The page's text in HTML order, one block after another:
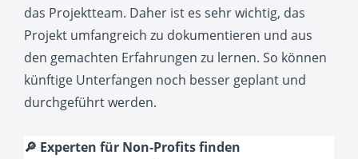
das Projektteam. Daher ist es sehr wichtig, das
Projekt umfangreich zu dokumentieren und aus
den gemachten Erfahrungen zu lernen. So können
künftige Unterfangen noch besser geplant und
durchgeführt werden.
🔎 Experten für Non-Profits finden